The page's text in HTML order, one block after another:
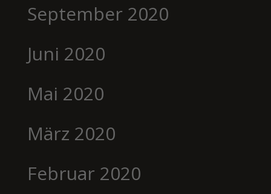
September 2020
Juni 2020
Mai 2020
März 2020
Februar 2020